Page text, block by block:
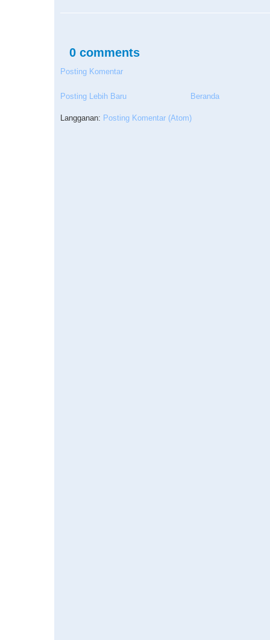
0 comments
Posting Komentar
Posting Lebih Baru Beranda
Langganan: Posting Komentar (Atom)